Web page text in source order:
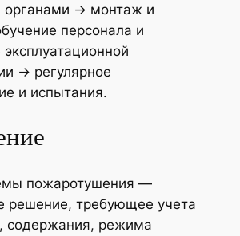
органами → монтаж и
персонала и
→ регулярное
и испытания.
пожаротушения —
решение, требующее учета
содержания, режима